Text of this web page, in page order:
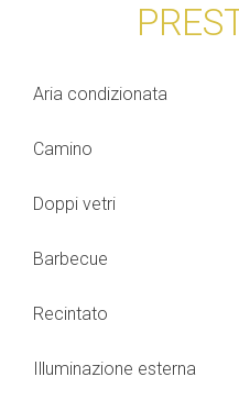
Aria condizionata
Camino
Doppi vetri
Barbecue
Recintato
Illuminazione esterna